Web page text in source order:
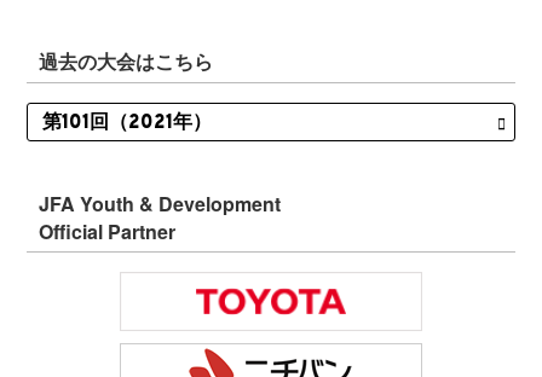
過去の大会はこちら
JFA Youth & Development
Official Partner